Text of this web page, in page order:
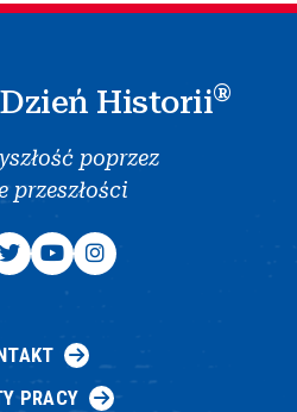
Historii®
poprzez
przeszłości
PRACY